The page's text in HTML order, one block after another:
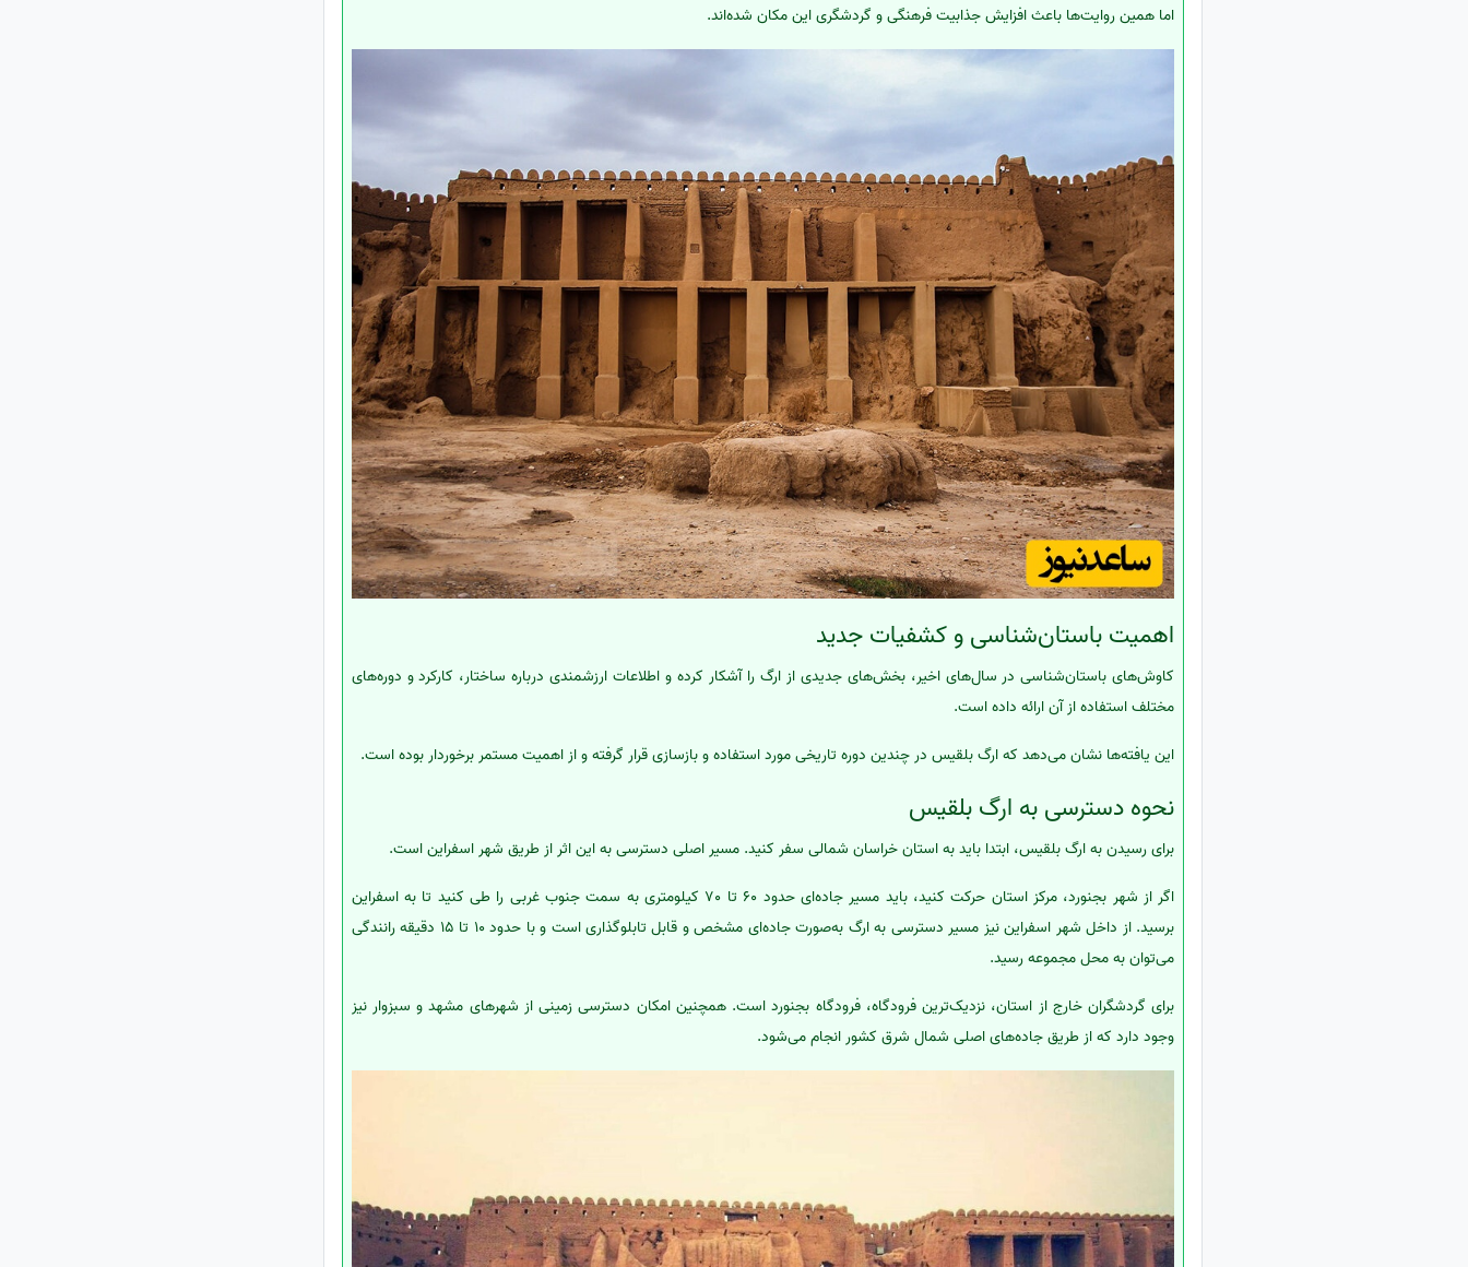
اما همین روایت‌ها باعث افزایش جذابیت فرهنگی و گردشگری این مکان شده‌اند.
اهمیت باستان‌شناسی و کشفیات جدید
کاوش‌های باستان‌شناسی در سال‌های اخیر، بخش‌های جدیدی از ارگ را آشکار کرده و اطلاعات ارزشمندی درباره ساختار، کارکرد و دوره‌های
مختلف استفاده از آن ارائه داده است.
این یافته‌ها نشان می‌دهد که ارگ بلقیس در چندین دوره تاریخی مورد استفاده و بازسازی قرار گرفته و از اهمیت مستمر برخوردار بوده است.
نحوه دسترسی به ارگ بلقیس
برای رسیدن به ارگ بلقیس، ابتدا باید به استان خراسان شمالی سفر کنید. مسیر اصلی دسترسی به این اثر از طریق شهر اسفراین است.
اگر از شهر بجنورد، مرکز استان حرکت کنید، باید مسیر جاده‌ای حدود 60 تا 70 کیلومتری به سمت جنوب غربی را طی کنید تا به اسفراین
برسید. از داخل شهر اسفراین نیز مسیر دسترسی به ارگ به‌صورت جاده‌ای مشخص و قابل تابلوگذاری است و با حدود 10 تا 15 دقیقه رانندگی
می‌توان به محل مجموعه رسید.
برای گردشگران خارج از استان، نزدیک‌ترین فرودگاه، فرودگاه بجنورد است. همچنین امکان دسترسی زمینی از شهرهای مشهد و سبزوار نیز
وجود دارد که از طریق جاده‌های اصلی شمال شرق کشور انجام می‌شود.